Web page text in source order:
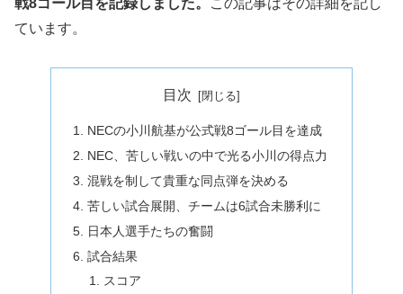
ています。
目次
NECの小川航基が公式戦8ゴール目を達成
NEC、苦しい戦いの中で光る小川の得点力
混戦を制して貴重な同点弾を決める
苦しい試合展開、チームは6試合未勝利に
日本人選手たちの奮闘
試合結果
スコア